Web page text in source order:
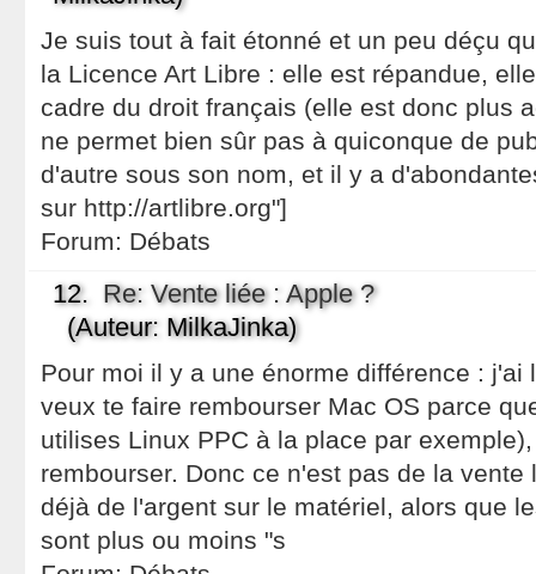
Je suis tout à fait étonné et un peu déçu
la Licence Art Libre : elle est répandue,
cadre du droit français (elle est donc plus
ne permet bien sûr pas à quiconque de
d'autre sous son nom, et il y a
sur http://artlibre.org"]
Forum: Débats
12. Re: Vente liée : Apple ?
(Auteur: MilkaJinka)
Pour moi il y a une énorme différence : j'ai
veux te faire rembourser Mac OS parce
utilises Linux PPC à la place par
rembourser. Donc ce n'est pas de la vente
déjà de l'argent sur le matériel, alors que
sont plus ou moins "s